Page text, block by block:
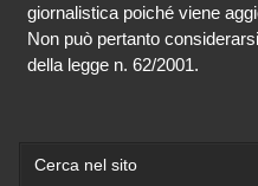
giornalistica poiché viene
Non può pertanto
della legge n. 62/2001.
Cerca nel sito